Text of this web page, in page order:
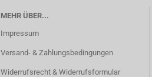
MEHR ÜBER...
Impressum
Versand- & Zahlungsbedingungen
Widerrufsrecht & Widerrufsformular